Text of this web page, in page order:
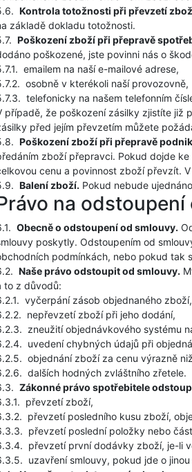
Kontrola totožnosti při převzetí
základě dokladu totožnosti.
Poškození zboží při přepravě
poškozené, jste povinni nás o
emailem na naší e-mailové adrese,
osobně v kterékoli naší provozovně,
telefonicky na našem telefonním
případě, že poškození zásilky zjistíte již
před jejím převzetím můžete
Poškození zboží při přepravě
zboží přepravci. Pokud dojde
cenu a povinnost zboží převzít.
Balení zboží. Pokud nebude
na
Obecně o odstoupení od smlouvy.
poskytly. Odstoupením od
podmínkách, nebo pokud tak
Naše právo odstoupit od smlouvy.
to z důvodů:
vyčerpání zásob objednaného zboží,
nepřevzetí zboží při jeho dodání,
zneužití objednávkového systému
uvedení chybných údajů při
objednání zboží za cenu výrazně
dalších hodných zvláštního zřetele.
Zákonné právo spotřebitele
převzetí zboží,
převzetí posledního kusu zboží,
převzetí poslední položky nebo
převzetí první dodávky zboží, je-li
uzavření smlouvy, pokud jde o jinou